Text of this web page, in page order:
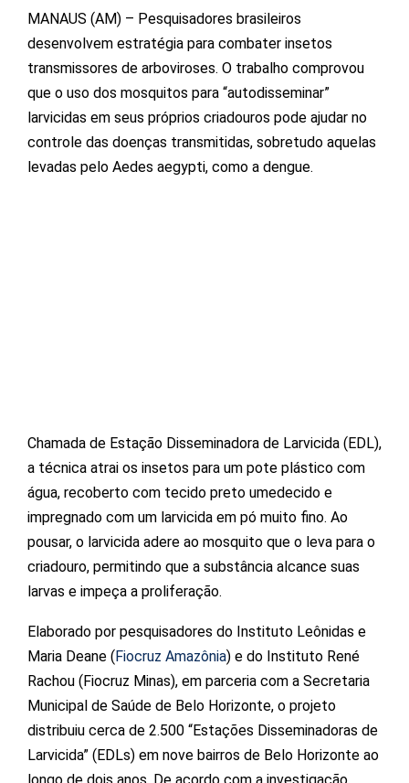
MANAUS (AM) – Pesquisadores brasileiros
desenvolvem estratégia para combater insetos
transmissores de arboviroses. O trabalho comprovou
que o uso dos mosquitos para “autodisseminar”
larvicidas em seus próprios criadouros pode ajudar no
controle das doenças transmitidas, sobretudo aquelas
levadas pelo Aedes aegypti, como a dengue.
Chamada de Estação Disseminadora de Larvicida (EDL),
a técnica atrai os insetos para um pote plástico com
água, recoberto com tecido preto umedecido e
impregnado com um larvicida em pó muito fino. Ao
pousar, o larvicida adere ao mosquito que o leva para o
criadouro, permitindo que a substância alcance suas
larvas e impeça a proliferação.
Elaborado por pesquisadores do Instituto Leônidas e
Maria Deane (Fiocruz Amazônia) e do Instituto René
Rachou (Fiocruz Minas), em parceria com a Secretaria
Municipal de Saúde de Belo Horizonte, o projeto
distribuiu cerca de 2.500 “Estações Disseminadoras de
Larvicida” (EDLs) em nove bairros de Belo Horizonte ao
longo de dois anos. De acordo com a investigação,